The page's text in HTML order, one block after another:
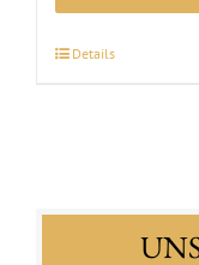
|
Details